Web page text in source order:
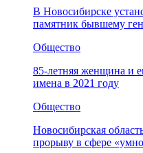
В Новосибирске
памятник бывшему
Общество
85-летняя женщина и
имена в 2021 году
Общество
Новосибирская
прорыву в сфере